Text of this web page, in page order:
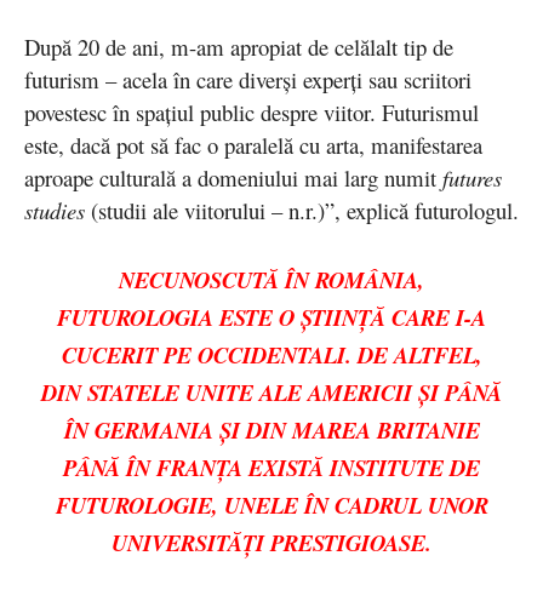
După 20 de ani, m-am apropiat de celălalt tip de
futurism – acela în care diverși experți sau scriitori
povestesc în spațiul public despre viitor. Futurismul
este, dacă pot să fac o paralelă cu arta, manifestarea
aproape culturală a domeniului mai larg numit futures
studies (studii ale viitorului – n.r.)”, explică futurologul.
NECUNOSCUTĂ ÎN ROMÂNIA,
FUTUROLOGIA ESTE O ȘTIINȚĂ CARE I-A
CUCERIT PE OCCIDENTALI. DE ALTFEL,
DIN STATELE UNITE ALE AMERICII ȘI PÂNĂ
ÎN GERMANIA ȘI DIN MAREA BRITANIE
PÂNĂ ÎN FRANȚA EXISTĂ INSTITUTE DE
FUTUROLOGIE, UNELE ÎN CADRUL UNOR
UNIVERSITĂȚI PRESTIGIOASE.